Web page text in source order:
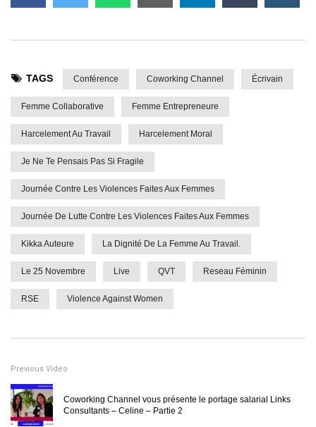
TAGS Conférence Coworking Channel Écrivain
Femme Collaborative Femme Entrepreneure
Harcelement Au Travail Harcelement Moral
Je Ne Te Pensais Pas Si Fragile
Journée Contre Les Violences Faites Aux Femmes
Journée De Lutte Contre Les Violences Faites Aux Femmes
Kikka Auteure La Dignité De La Femme Au Travail.
Le 25 Novembre Live QVT Reseau Féminin
RSE Violence Against Women
Previous Video
Coworking Channel vous présente le portage salarial Links
Consultants – Celine – Partie 2